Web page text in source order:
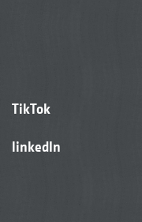
TikTok
linkedIn